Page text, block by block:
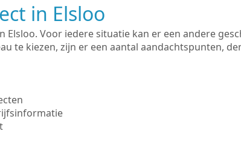
in Elsloo
Elsloo. Voor iedere situatie kan er een andere
te kiezen, zijn er een aantal aandachtspunten,